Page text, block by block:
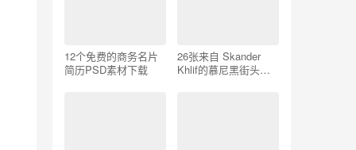
12个免费的商务名片
简历PSD素材下载
26张来自 Skander
Khlif的慕尼黑街头摄